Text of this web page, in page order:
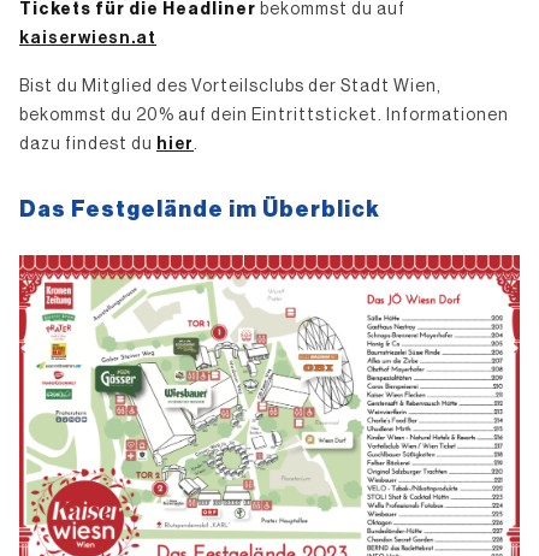
Tickets für die Headliner bekommst du auf
kaiserwiesn.at
Bist du Mitglied des Vorteilsclubs der Stadt Wien,
bekommst du 20% auf dein Eintrittsticket. Informationen
dazu findest du hier.
Das Festgelände im Überblick